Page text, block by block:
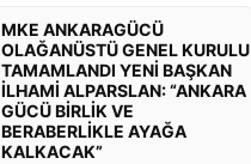
MKE ANKARAGÜCÜ
OLAĞANÜSTÜ GENEL KURULU
TAMAMLANDI YENİ BAŞKAN
İLHAMİ ALPARSLAN: “ANKARA
GÜCÜ BİRLİK VE
BERABERLİKLE AYAĞA
KALKACAK”